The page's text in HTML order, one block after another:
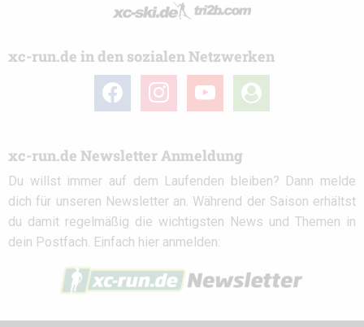
xc-run.de in den sozialen Netzwerken
facebook instagram youtube
user-
circle
xc-run.de Newsletter Anmeldung
Du willst immer auf dem Laufenden bleiben? Dann melde
dich für unseren Newsletter an. Während der Saison erhältst
du damit regelmäßig die wichtigsten News und Themen in
dein Postfach. Einfach hier anmelden: